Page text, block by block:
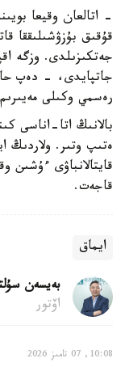
- اتالعان وقيعا
قۇقىق بۇزۋشىلىققا
جەتكىزىلدى. وزگە
جاتپايدى، - دەپ
رەسمي وكىلى
بالانىڭ اتا-اناسى
ەتىپ وتىر. ولاردىڭ
قايتالانباۋى ءۇشىن
قاجەت.
ايماق
بەيسەن
اۆتور
10:08, 07 تامىز 2026